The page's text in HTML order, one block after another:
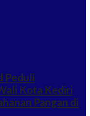
Peduli
Kota Kediri
Pangan di